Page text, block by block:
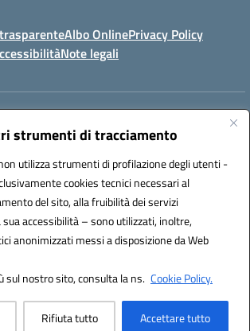
strumenti di tracciamento
utilizza strumenti di profilazione degli utenti -
cookies tecnici necessari al
del sito, alla fruibilità dei servizi
accessibilità – sono utilizzati, inoltre,
anonimizzati messi a disposizione da Web
sul nostro sito, consulta la ns. Cookie Policy.
Rifiuta tutto Accettare tutto
Albo OnlinePrivacy Policy
Note legali
Email:mcic80700n@istruzione.it
MCIC80700N
(CUF): UF5MY2
& Powered by 3D Solution S.r.l.
& Design by Designers Italia